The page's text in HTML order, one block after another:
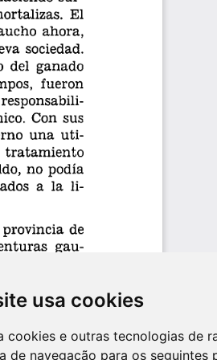
usa cookies
cookies e outras tecnologias de
de navegação para os seguintes